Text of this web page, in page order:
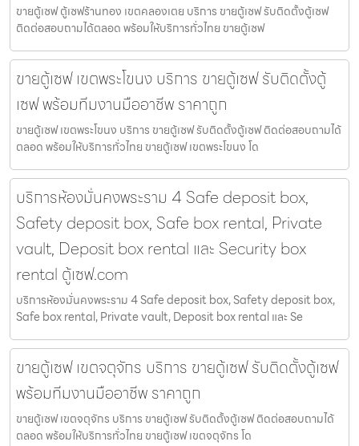
ขายตู้เซฟ ตู้เซฟร้านทอง เขตคลองเตย บริการ ขายตู้เซฟ รับติดตั้งตู้เซฟ
ติดต่อสอบถามได้ตลอด พร้อมให้บริการทั่วไทย ขายตู้เซฟ
ขายตู้เซฟ เขตพระโขนง บริการ ขายตู้เซฟ รับติดตั้งตู้
เซฟ พร้อมทีมงานมืออาชีพ ราคาถูก
ขายตู้เซฟ เขตพระโขนง บริการ ขายตู้เซฟ รับติดตั้งตู้เซฟ ติดต่อสอบถามได้
ตลอด พร้อมให้บริการทั่วไทย ขายตู้เซฟ เขตพระโขนง โด
บริการห้องมั่นคงพระราม 4 Safe deposit box,
Safety deposit box, Safe box rental, Private
vault, Deposit box rental และ Security box
rental ตู้เซฟ.com
บริการห้องมั่นคงพระราม 4 Safe deposit box, Safety deposit box,
Safe box rental, Private vault, Deposit box rental และ Se
ขายตู้เซฟ เขตจตุจักร บริการ ขายตู้เซฟ รับติดตั้งตู้เซฟ
พร้อมทีมงานมืออาชีพ ราคาถูก
ขายตู้เซฟ เขตจตุจักร บริการ ขายตู้เซฟ รับติดตั้งตู้เซฟ ติดต่อสอบถามได้
ตลอด พร้อมให้บริการทั่วไทย ขายตู้เซฟ เขตจตุจักร โด